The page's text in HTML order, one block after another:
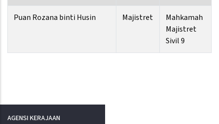
Puan Rozana binti Husin Majistret
Mahkamah
Majistret
Sivil 9
AGENSI KERAJAAN